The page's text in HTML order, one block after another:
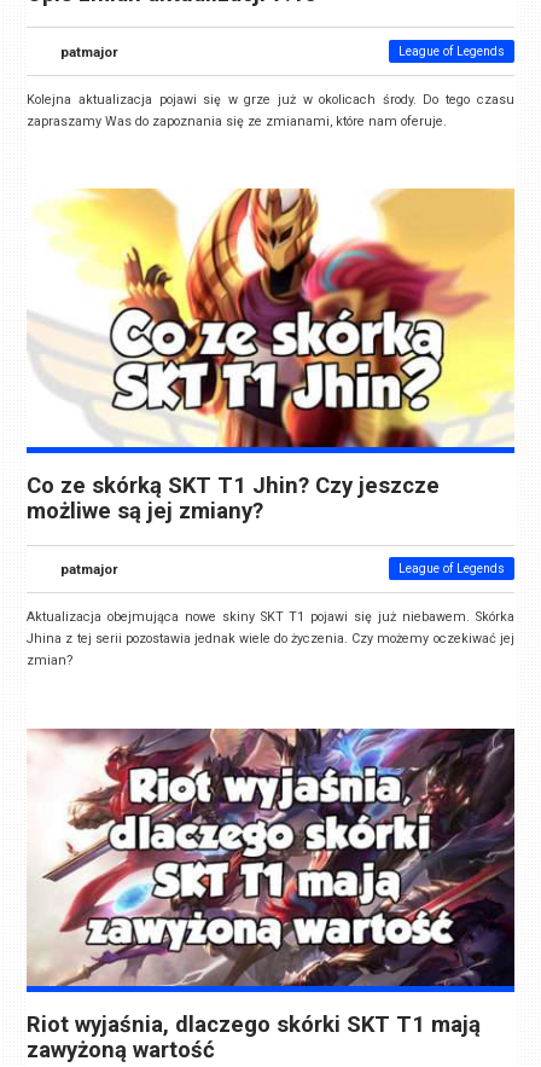
patmajor League of Legends
Kolejna aktualizacja pojawi się w grze już w okolicach środy. Do tego czasu
zapraszamy Was do zapoznania się ze zmianami, które nam oferuje.
Co ze skórką SKT T1 Jhin? Czy jeszcze
możliwe są jej zmiany?
patmajor League of Legends
Aktualizacja obejmująca nowe skiny SKT T1 pojawi się już niebawem. Skórka
Jhina z tej serii pozostawia jednak wiele do życzenia. Czy możemy oczekiwać jej
zmian?
Riot wyjaśnia, dlaczego skórki SKT T1 mają
zawyżoną wartość